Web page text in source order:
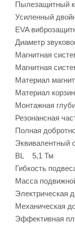
Пылезащитный
Усиленный
EVA
Диаметр
Магнитная
Магнитная
Материал
Материал
Монтажная
Резонансная
Полная
BL 5,1 Тм
Гибкость
Масса
Электрическая
Механическая
Эффективная